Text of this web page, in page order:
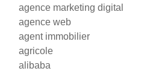
agence marketing digital
agence web
agent immobilier
agricole
alibaba